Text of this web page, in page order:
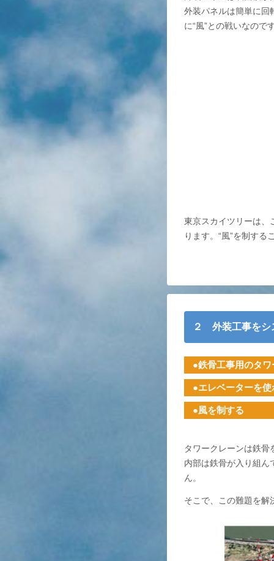
外装パネルは簡単に回
に“風”との戦いなので
東京スカイツリーは、
ります。“風”を制す
２ 外装工事をシ
●鉄骨工事用のタ
●エレベーターを使
●風を制する
タワークレーンは鉄
内部は鉄骨が入り組ん
ん。
そこで、この難題を解